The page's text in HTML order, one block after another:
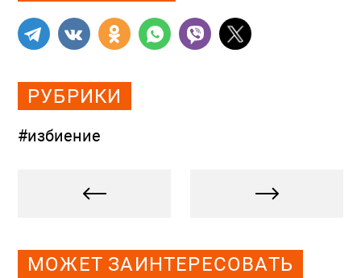
РУБРИКИ
#избиение
МОЖЕТ ЗАИНТЕРЕСОВАТЬ